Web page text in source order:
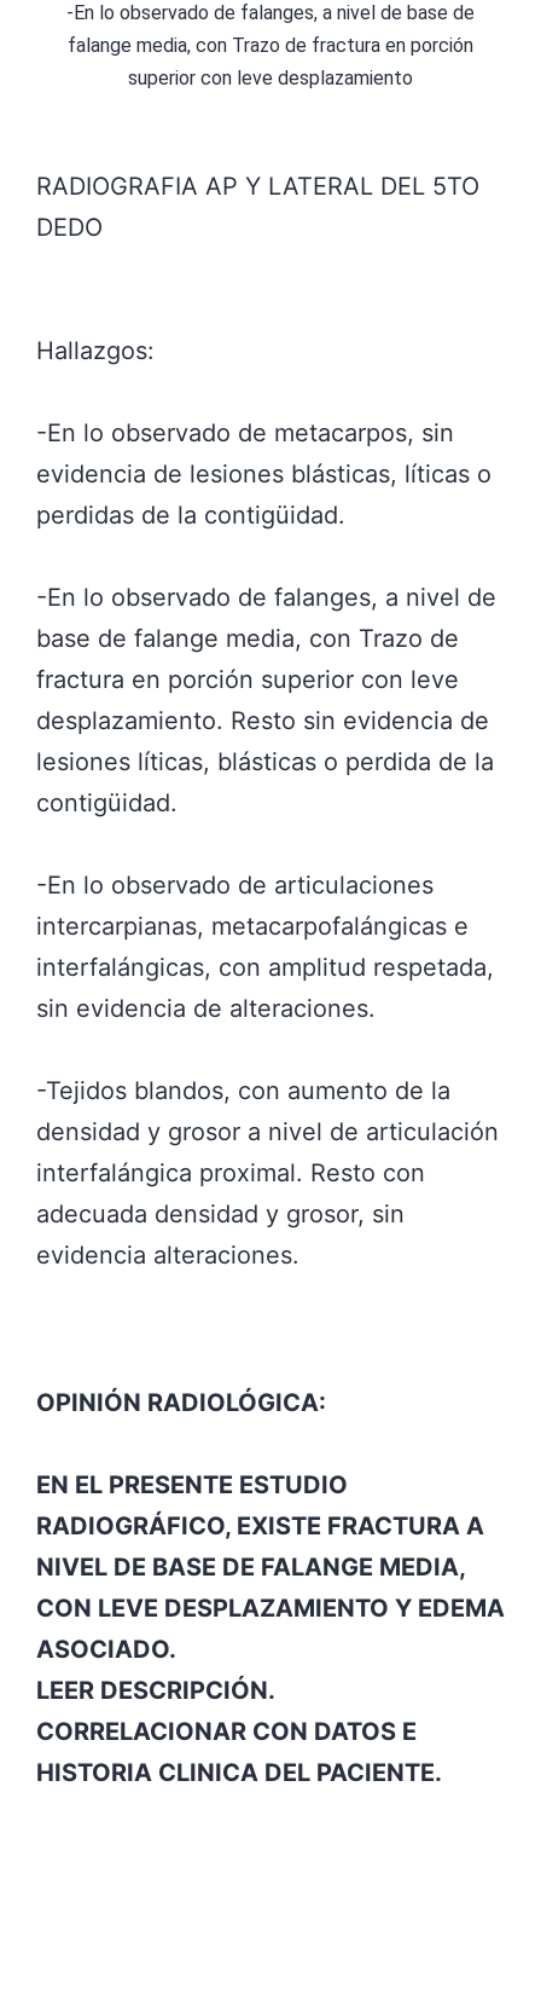
-En lo observado de falanges, a nivel de base de
falange media, con Trazo de fractura en porción
superior con leve desplazamiento
RADIOGRAFIA AP Y LATERAL DEL 5TO
DEDO
Hallazgos:
-En lo observado de metacarpos, sin
evidencia de lesiones blásticas, líticas o
perdidas de la contigüidad.
-En lo observado de falanges, a nivel de
base de falange media, con Trazo de
fractura en porción superior con leve
desplazamiento. Resto sin evidencia de
lesiones líticas, blásticas o perdida de la
contigüidad.
-En lo observado de articulaciones
intercarpianas, metacarpofalángicas e
interfalángicas, con amplitud respetada,
sin evidencia de alteraciones.
-Tejidos blandos, con aumento de la
densidad y grosor a nivel de articulación
interfalángica proximal. Resto con
adecuada densidad y grosor, sin
evidencia alteraciones.
OPINIÓN RADIOLÓGICA:
EN EL PRESENTE ESTUDIO
RADIOGRÁFICO, EXISTE FRACTURA A
NIVEL DE BASE DE FALANGE MEDIA,
CON LEVE DESPLAZAMIENTO Y EDEMA
ASOCIADO.
LEER DESCRIPCIÓN.
CORRELACIONAR CON DATOS E
HISTORIA CLINICA DEL PACIENTE.